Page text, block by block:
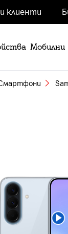
клиенти
Мобилни